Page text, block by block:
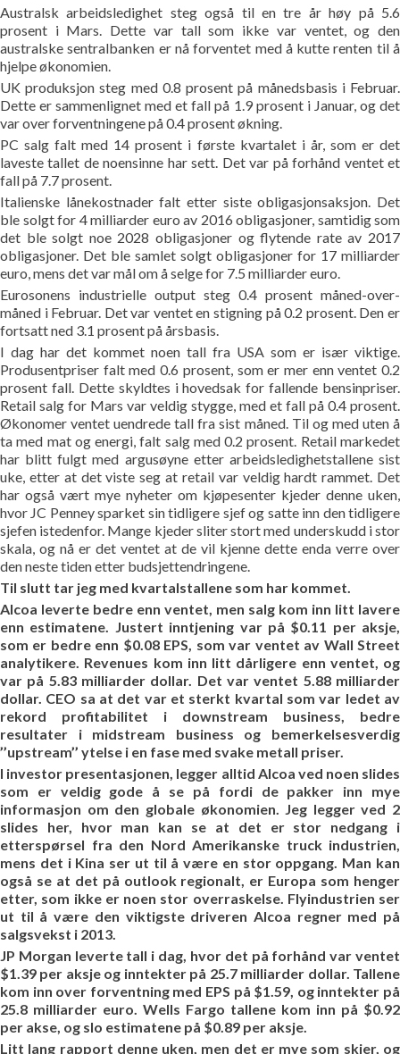
Australsk arbeidsledighet steg også til en tre år høy på 5.6
prosent i Mars. Dette var tall som ikke var ventet, og den
australske sentralbanken er nå forventet med å kutte renten til å
hjelpe økonomien.
UK produksjon steg med 0.8 prosent på månedsbasis i Februar.
Dette er sammenlignet med et fall på 1.9 prosent i Januar, og det
var over forventningene på 0.4 prosent økning.
PC salg falt med 14 prosent i første kvartalet i år, som er det
laveste tallet de noensinne har sett. Det var på forhånd ventet et
fall på 7.7 prosent.
Italienske lånekostnader falt etter siste obligasjonsaksjon. Det
ble solgt for 4 milliarder euro av 2016 obligasjoner, samtidig som
det ble solgt noe 2028 obligasjoner og flytende rate av 2017
obligasjoner. Det ble samlet solgt obligasjoner for 17 milliarder
euro, mens det var mål om å selge for 7.5 milliarder euro.
Eurosonens industrielle output steg 0.4 prosent måned-over-
måned i Februar. Det var ventet en stigning på 0.2 prosent. Den er
fortsatt ned 3.1 prosent på årsbasis.
I dag har det kommet noen tall fra USA som er især viktige.
Produsentpriser falt med 0.6 prosent, som er mer enn ventet 0.2
prosent fall. Dette skyldtes i hovedsak for fallende bensinpriser.
Retail salg for Mars var veldig stygge, med et fall på 0.4 prosent.
Økonomer ventet uendrede tall fra sist måned. Til og med uten å
ta med mat og energi, falt salg med 0.2 prosent. Retail markedet
har blitt fulgt med argusøyne etter arbeidsledighetstallene sist
uke, etter at det viste seg at retail var veldig hardt rammet. Det
har også vært mye nyheter om kjøpesenter kjeder denne uken,
hvor JC Penney sparket sin tidligere sjef og satte inn den tidligere
sjefen istedenfor. Mange kjeder sliter stort med underskudd i stor
skala, og nå er det ventet at de vil kjenne dette enda verre over
den neste tiden etter budsjettendringene.
Til slutt tar jeg med kvartalstallene som har kommet.
Alcoa leverte bedre enn ventet, men salg kom inn litt lavere
enn estimatene. Justert inntjening var på $0.11 per aksje,
som er bedre enn $0.08 EPS, som var ventet av Wall Street
analytikere. Revenues kom inn litt dårligere enn ventet, og
var på 5.83 milliarder dollar. Det var ventet 5.88 milliarder
dollar. CEO sa at det var et sterkt kvartal som var ledet av
rekord profitabilitet i downstream business, bedre
resultater i midstream business og bemerkelsesverdig
’’upstream’’ ytelse i en fase med svake metall priser.
I investor presentasjonen, legger alltid Alcoa ved noen slides
som er veldig gode å se på fordi de pakker inn mye
informasjon om den globale økonomien. Jeg legger ved 2
slides her, hvor man kan se at det er stor nedgang i
etterspørsel fra den Nord Amerikanske truck industrien,
mens det i Kina ser ut til å være en stor oppgang. Man kan
også se at det på outlook regionalt, er Europa som henger
etter, som ikke er noen stor overraskelse. Flyindustrien ser
ut til å være den viktigste driveren Alcoa regner med på
salgsvekst i 2013.
JP Morgan leverte tall i dag, hvor det på forhånd var ventet
$1.39 per aksje og inntekter på 25.7 milliarder dollar. Tallene
kom inn over forventning med EPS på $1.59, og inntekter på
25.8 milliarder euro. Wells Fargo tallene kom inn på $0.92
per akse, og slo estimatene på $0.89 per aksje.
Litt lang rapport denne uken, men det er mye som skjer, og